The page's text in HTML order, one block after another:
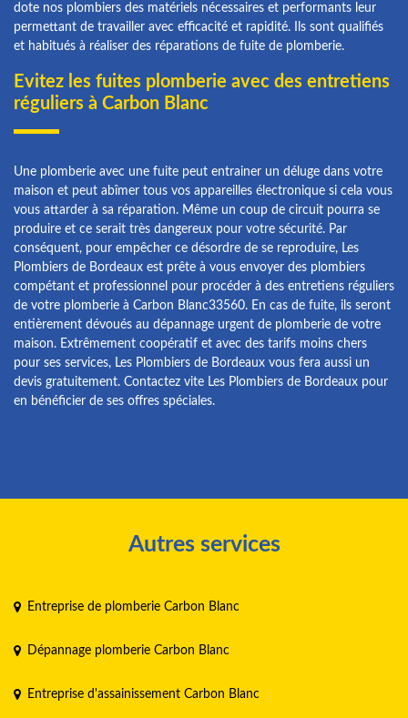
dote nos plombiers des matériels nécessaires et performants leur
permettant de travailler avec efficacité et rapidité. Ils sont qualifiés
et habitués à réaliser des réparations de fuite de plomberie.
Evitez les fuites plomberie avec des entretiens
réguliers à Carbon Blanc
Une plomberie avec une fuite peut entrainer un déluge dans votre
maison et peut abîmer tous vos appareilles électronique si cela vous
vous attarder à sa réparation. Même un coup de circuit pourra se
produire et ce serait très dangereux pour votre sécurité. Par
conséquent, pour empêcher ce désordre de se reproduire, Les
Plombiers de Bordeaux est prête à vous envoyer des plombiers
compétant et professionnel pour procéder à des entretiens réguliers
de votre plomberie à Carbon Blanc33560. En cas de fuite, ils seront
entièrement dévoués au dépannage urgent de plomberie de votre
maison. Extrêmement coopératif et avec des tarifs moins chers
pour ses services, Les Plombiers de Bordeaux vous fera aussi un
devis gratuitement. Contactez vite Les Plombiers de Bordeaux pour
en bénéficier de ses offres spéciales.
Autres services
Entreprise de plomberie Carbon Blanc
Dépannage plomberie Carbon Blanc
Entreprise d'assainissement Carbon Blanc